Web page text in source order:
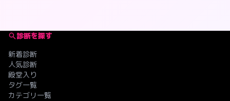
診断を探す
新着診断
人気診断
殿堂入り
タグ一覧
カテゴリ一覧